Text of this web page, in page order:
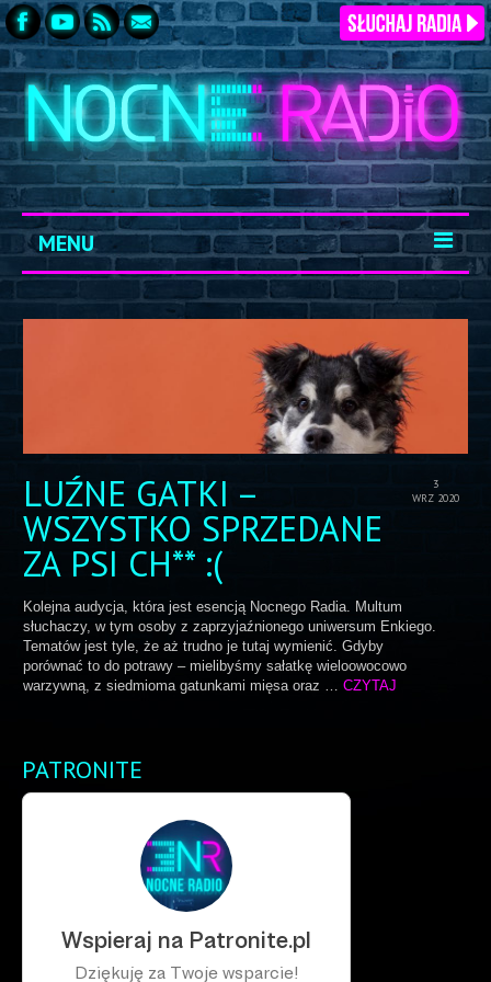
MENU
START
LOGOWANIE
3
WRZ 2020
LUŹNE GATKI –
WSZYSTKO SPRZEDANE
ZA PSI CH** :(
Kolejna audycja, która jest esencją Nocnego Radia. Multum
słuchaczy, w tym osoby z zaprzyjaźnionego uniwersum Enkiego.
Tematów jest tyle, że aż trudno je tutaj wymienić. Gdyby
porównać to do potrawy – mielibyśmy sałatkę wieloowocowo
warzywną, z siedmioma gatunkami mięsa oraz … CZYTAJ
PATRONITE